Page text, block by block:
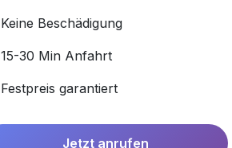
Keine Beschädigung
15-30 Min Anfahrt
Festpreis garantiert
Jetzt anrufen